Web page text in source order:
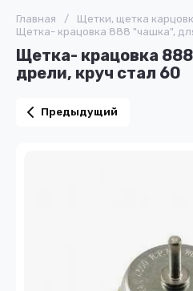
Главная / Щетки, щетка
Щетка- крацовка 888 "чашка",
Щетка- крацовка
дрели, круч стал 60
Предыдущий